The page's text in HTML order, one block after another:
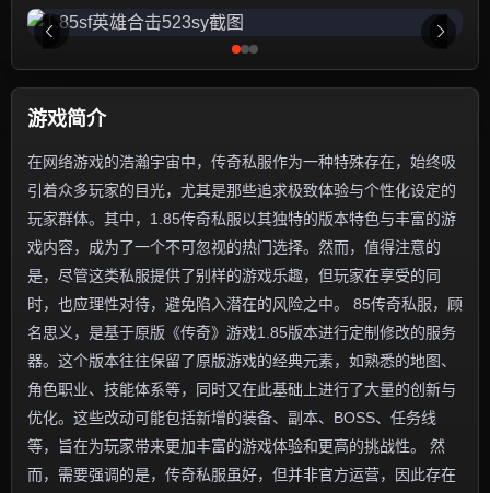
游戏简介
在网络游戏的浩瀚宇宙中，传奇私服作为一种特殊存在，始终吸
引着众多玩家的目光，尤其是那些追求极致体验与个性化设定的
玩家群体。其中，1.85传奇私服以其独特的版本特色与丰富的游
戏内容，成为了一个不可忽视的热门选择。然而，值得注意的
是，尽管这类私服提供了别样的游戏乐趣，但玩家在享受的同
时，也应理性对待，避免陷入潜在的风险之中。 85传奇私服，顾
名思义，是基于原版《传奇》游戏1.85版本进行定制修改的服务
器。这个版本往往保留了原版游戏的经典元素，如熟悉的地图、
角色职业、技能体系等，同时又在此基础上进行了大量的创新与
优化。这些改动可能包括新增的装备、副本、BOSS、任务线
等，旨在为玩家带来更加丰富的游戏体验和更高的挑战性。 然
而，需要强调的是，传奇私服虽好，但并非官方运营，因此存在